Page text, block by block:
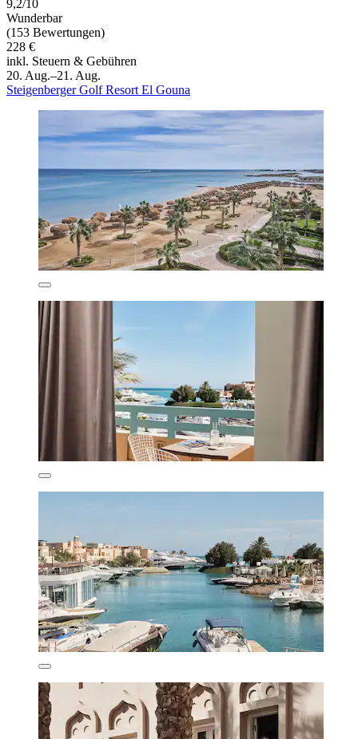
9,2/10
Wunderbar
(153 Bewertungen)
228 €
inkl. Steuern & Gebühren
20. Aug.–21. Aug.
Steigenberger Golf Resort El Gouna